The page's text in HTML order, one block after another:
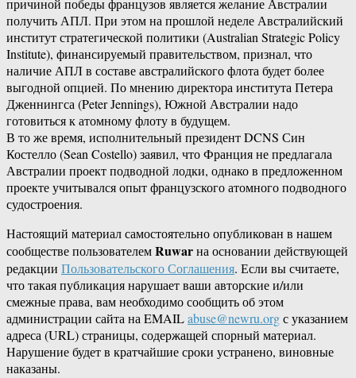
причиной победы французов является желание Австралии
получить АПЛ. При этом на прошлой неделе Австралийский
институт стратегической политики (Australian Strategic Policy
Institute), финансируемый правительством, признал, что
наличие АПЛ в составе австралийского флота будет более
выгодной опцией. По мнению директора института Петера
Дженнингса (Peter Jennings), Южной Австралии надо
готовиться к атомному флоту в будущем.
В то же время, исполнительный президент DCNS Син
Костелло (Sean Costello) заявил, что Франция не предлагала
Австралии проект подводной лодки, однако в предложенном
проекте учитывался опыт французского атомного подводного
судостроения.
Настоящий материал самостоятельно опубликован в нашем
сообществе пользователемRuwarна основании действующей
редакции Пользовательского Соглашения. Если вы считаете,
что такая публикация нарушает ваши авторские и/или
смежные права, вам необходимо сообщить об этом
администрации сайта на EMAILabuse@newru.orgс указанием
адреса (URL) страницы, содержащей спорный материал.
Нарушение будет в кратчайшие сроки устранено, виновные
наказаны.